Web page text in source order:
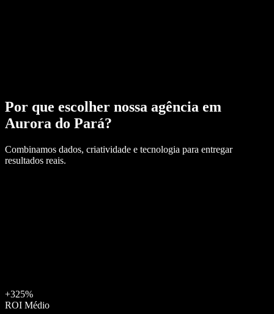
Por que escolher nossa agência em
Aurora do Pará?
Combinamos dados, criatividade e tecnologia para entregar
resultados reais.
+325%
ROI Médio